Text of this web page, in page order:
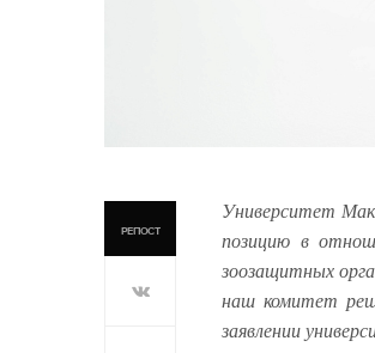
РЕПОСТ
Университет
позицию в
зоозащитных
наш комитет
заявлении